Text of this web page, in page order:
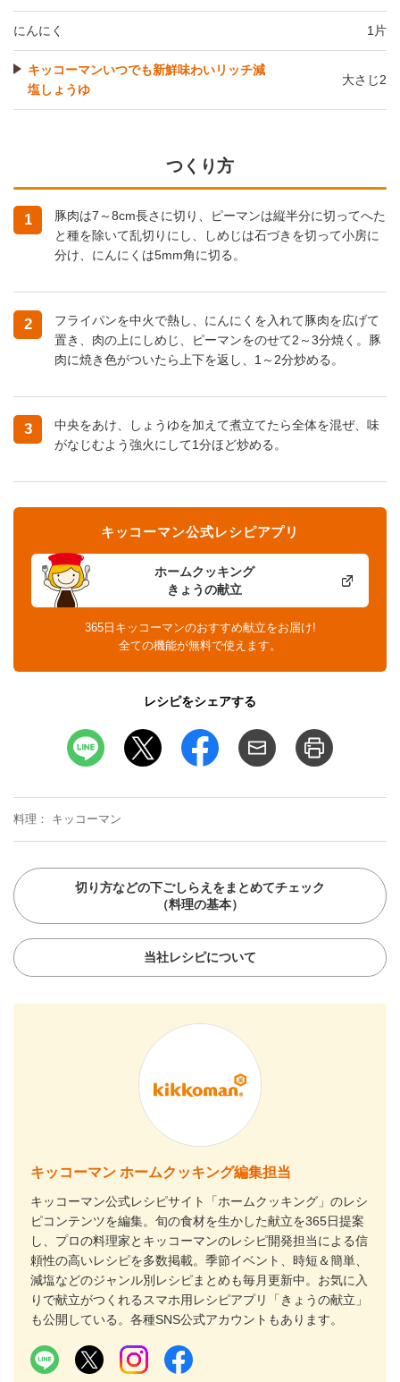
にんにく 1片
キッコーマンいつでも新鮮味わいリッチ減
塩しょうゆ
大さじ2
つくり方
1
豚肉は7～8cm長さに切り、ピーマンは縦半分に切ってへた
と種を除いて乱切りにし、しめじは石づきを切って小房に
分け、にんにくは5mm角に切る。
2
フライパンを中火で熱し、にんにくを入れて豚肉を広げて
置き、肉の上にしめじ、ピーマンをのせて2～3分焼く。豚
肉に焼き色がついたら上下を返し、1～2分炒める。
3
中央をあけ、しょうゆを加えて煮立てたら全体を混ぜ、味
がなじむよう強火にして1分ほど炒める。
ホームクッキング
きょうの献立
キッコーマン公式レシピアプリ
365日キッコーマンのおすすめ献立をお届け!
全ての機能が無料で使えます。
レシピをシェアする
料理 キッコーマン
切り方などの下ごしらえをまとめてチェック
（料理の基本）
当社レシピについて
キッコーマン ホームクッキング編集担当
キッコーマン公式レシピサイト「ホームクッキング」のレシ
ピコンテンツを編集。旬の食材を生かした献立を365日提案
し、プロの料理家とキッコーマンのレシピ開発担当による信
頼性の高いレシピを多数掲載。季節イベント、時短＆簡単、
減塩などのジャンル別レシピまとめも毎月更新中。お気に入
りで献立がつくれるスマホ用レシピアプリ「きょうの献立」
も公開している。各種SNS公式アカウントもあります。